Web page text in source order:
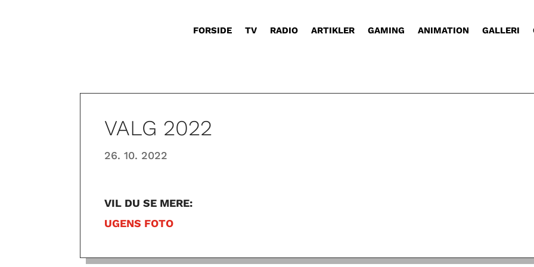
FORSIDE TV RADIO ARTIKLER GAMING ANIMATION GALLERI
VALG 2022
26. 10. 2022
VIL DU SE MERE:
UGENS FOTO